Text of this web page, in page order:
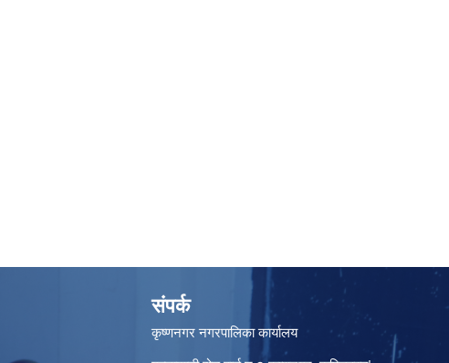
संपर्क
कृष्णनगर नगरपालिका कार्यालय